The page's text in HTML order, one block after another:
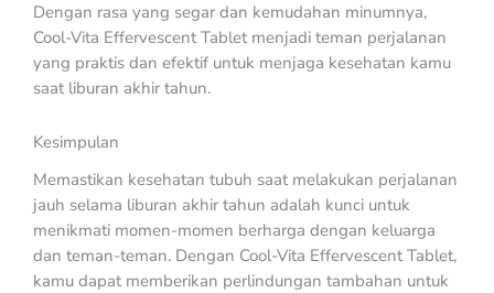
Dengan rasa yang segar dan kemudahan minumnya,
Cool-Vita Effervescent Tablet menjadi teman perjalanan
yang praktis dan efektif untuk menjaga kesehatan kamu
saat liburan akhir tahun.
Kesimpulan
Memastikan kesehatan tubuh saat melakukan perjalanan
jauh selama liburan akhir tahun adalah kunci untuk
menikmati momen-momen berharga dengan keluarga
dan teman-teman. Dengan Cool-Vita Effervescent Tablet,
kamu dapat memberikan perlindungan tambahan untuk